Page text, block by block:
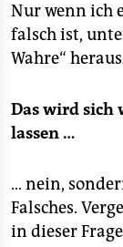
Nur wenn ich
falsch ist,
Wahre“
Das wird
lassen …
… nein,
Falsches.
in dieser